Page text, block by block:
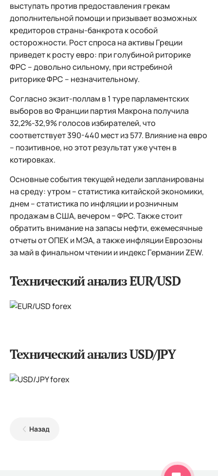
выступать против предоставления грекам
дополнительной помощи и призывает возможных
кредиторов страны-банкрота к особой
осторожности. Рост спроса на активы Греции
приведет к росту евро: при голубиной риторике
ФРС – довольно сильному, при ястребиной
риторике ФРС – незначительному.
Согласно экзит-поллам в 1 туре парламентских
выборов во Франции партия Макрона получила
32,2%-32,9% голосов избирателей, что
соответствует 390-440 мест из 577. Влияние на евро
– позитивное, но этот результат уже учтен в
котировках.
Основные события текущей недели запланированы
на среду: утром – статистика китайской экономики,
днем – статистика по инфляции и розничным
продажам в США, вечером − ФРС. Также стоит
обратить внимание на запасы нефти, ежемесячные
отчеты от ОПЕК и МЭА, а также инфляции Еврозоны
за май в финальном чтении и индекс Германии ZEW.
Технический анализ EUR/USD
Технический анализ USD/JPY
Назад